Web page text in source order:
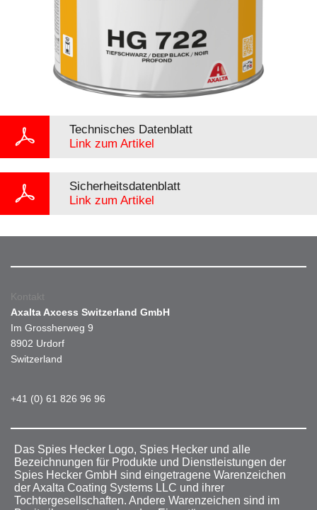
Technisches Datenblatt
Link zum Artikel
Sicherheitsdatenblatt
Link zum Artikel
Kontakt
Axalta Axcess Switzerland GmbH
Im Grossherweg 9
8902 Urdorf
Switzerland
+41 (0) 61 826 96 96
Das Spies Hecker Logo, Spies Hecker und alle
Bezeichnungen für Produkte und Dienstleistungen der
Spies Hecker GmbH sind eingetragene Warenzeichen
der Axalta Coating Systems LLC und ihrer
Tochtergesellschaften. Andere Warenzeichen sind im